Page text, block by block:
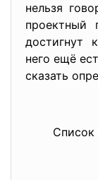
нельзя
проектный
достигнут
него ещё
сказать
Список